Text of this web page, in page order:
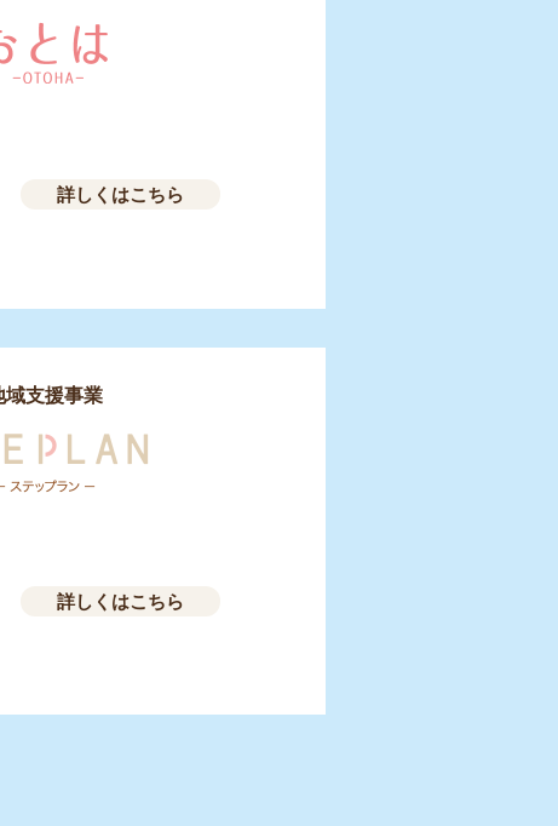
詳しくはこちら
域支援事業
詳しくはこちら